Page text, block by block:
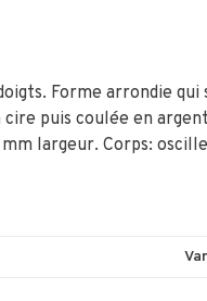
Forme arrondie qui
puis coulée en
largeur. Corps: